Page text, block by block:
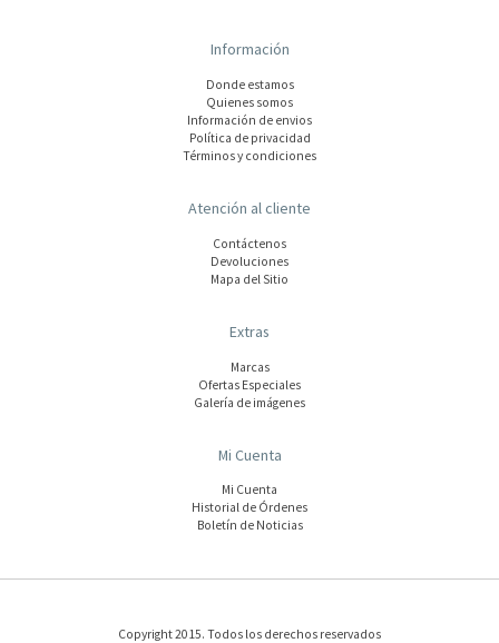
Información
Donde estamos
Quienes somos
Información de envios
Polí­tica de privacidad
Términos y condiciones
Atención al cliente
Contáctenos
Devoluciones
Mapa del Sitio
Extras
Marcas
Ofertas Especiales
Galería de imágenes
Mi Cuenta
Mi Cuenta
Historial de Órdenes
Boletín de Noticias
Copyright 2015. Todos los derechos reservados